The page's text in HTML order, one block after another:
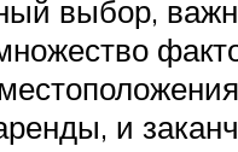
выбор,
и